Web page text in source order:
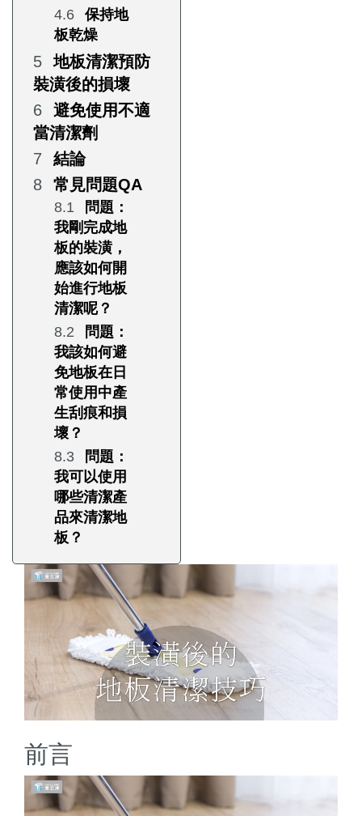
保持地
板乾燥
地板清潔預防
裝潢後的損壞
避免使用不適
當清潔劑
結論
常見問題QA
問題：
我剛完成地
板的裝潢，
應該如何開
始進行地板
清潔呢？
問題：
我該如何避
免地板在日
常使用中產
生刮痕和損
壞？
問題：
我可以使用
哪些清潔產
品來清潔地
板？
前言